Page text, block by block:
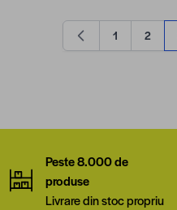
Pagină
1 Pagină
2
Peste 8.000 de
produse
Livrare din stoc propriu